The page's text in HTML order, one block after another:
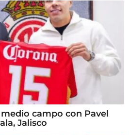
campo con Pavel
Jalisco